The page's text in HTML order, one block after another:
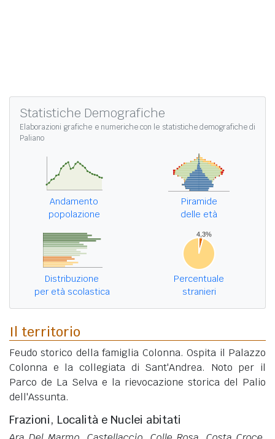
Statistiche Demografiche
Elaborazioni grafiche e numeriche con le statistiche demografiche di
Paliano
Andamento
popolazione
Piramide
delle età
Distribuzione
per età scolastica
Percentuale
stranieri
Il territorio
Feudo storico della famiglia Colonna. Ospita il Palazzo
Colonna e la collegiata di Sant'Andrea. Noto per il
Parco de La Selva e la rievocazione storica del Palio
dell'Assunta.
Frazioni, Località e Nuclei abitati